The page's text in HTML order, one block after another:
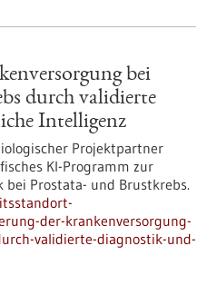
bei
durch validierte
Intelligenz
Projektpartner
KI-Programm zur
Prostata- und Brustkrebs.
der-krankenversorgung-
validierte-diagnostik-und-